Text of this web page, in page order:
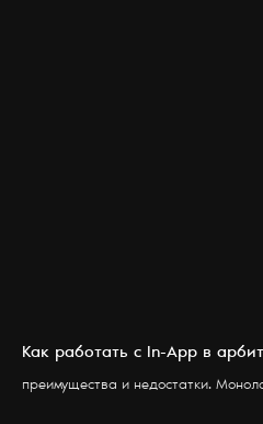
Как работать с In-App в
преимущества и недостатки.